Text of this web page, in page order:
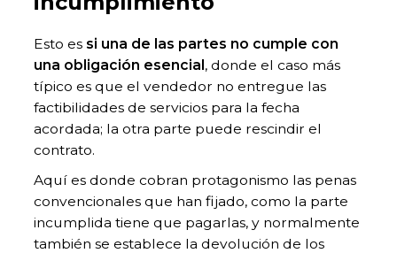
Esto es si una de las partes no cumple con
una obligación esencial, donde el caso más
típico es que el vendedor no entregue las
factibilidades de servicios para la fecha
acordada; la otra parte puede rescindir el
contrato.
Aquí es donde cobran protagonismo las penas
convencionales que han fijado, como la parte
incumplida tiene que pagarlas, y normalmente
también se establece la devolución de los